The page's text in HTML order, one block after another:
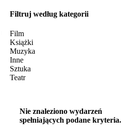
Filtruj według kategorii
Film
Książki
Muzyka
Inne
Sztuka
Teatr
Nie znaleziono wydarzeń
spełniających podane kryteria.